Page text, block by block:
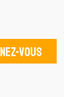
vous